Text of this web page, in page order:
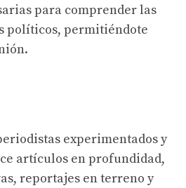
para comprender las
políticos, permitiéndote
experimentados y
artículos en profundidad,
reportajes en terreno y